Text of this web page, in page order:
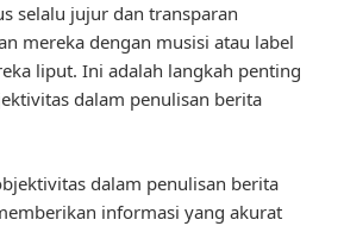
selalu jujur dan transparan
mereka dengan musisi atau label
liput. Ini adalah langkah penting
dalam penulisan berita
dalam penulisan berita
informasi yang akurat